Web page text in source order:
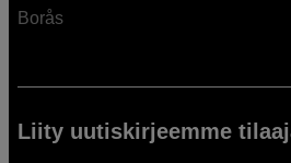
Borås
Liity uutiskirjeemme